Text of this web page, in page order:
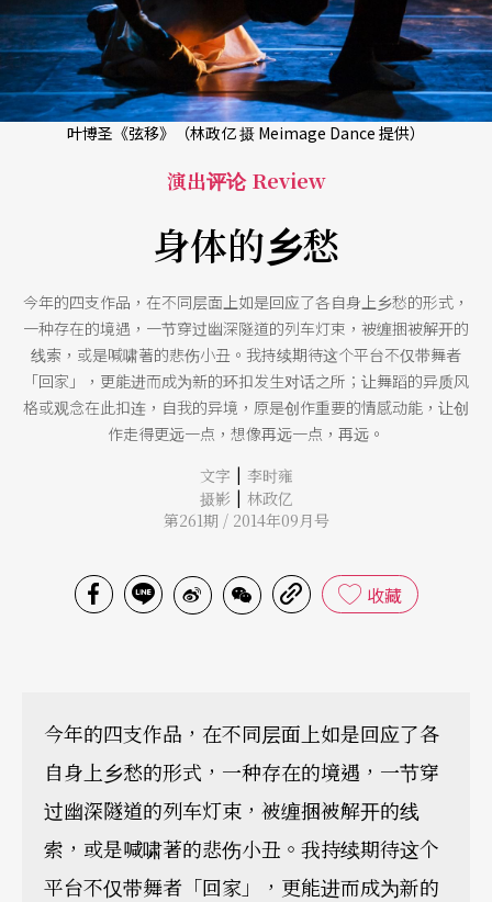
叶博圣《弦移》（林政亿 摄 Meimage Dance 提供）
演出评论 Review
身体的乡愁
今年的四支作品，在不同层面上如是回应了各自身上乡愁的形式，
一种存在的境遇，一节穿过幽深隧道的列车灯束，被缠捆被解开的
线索，或是喊啸著的悲伤小丑。我持续期待这个平台不仅带舞者
「回家」，更能进而成为新的环扣发生对话之所；让舞蹈的异质风
格或观念在此扣连，自我的异境，原是创作重要的情感动能，让创
作走得更远一点，想像再远一点，再远。
文字 | 李时雍
摄影 | 林政亿
第261期 / 2014年09月号
收藏
今年的四支作品，在不同层面上如是回应了各
自身上乡愁的形式，一种存在的境遇，一节穿
过幽深隧道的列车灯束，被缠捆被解开的线
索，或是喊啸著的悲伤小丑。我持续期待这个
平台不仅带舞者「回家」，更能进而成为新的